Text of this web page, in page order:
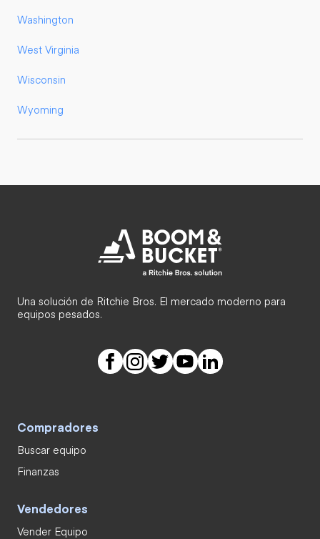
Washington
West Virginia
Wisconsin
Wyoming
Una solución de Ritchie Bros. El mercado moderno para
equipos pesados.
Compradores
Buscar equipo
Finanzas
Vendedores
Vender Equipo